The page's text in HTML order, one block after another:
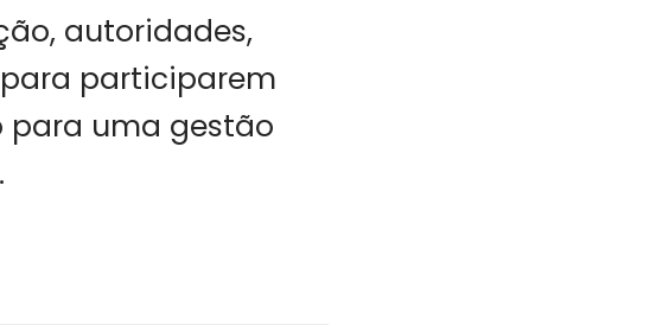
autoridades,
participarem
uma gestão